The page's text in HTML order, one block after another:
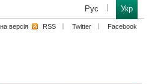
Рус Укр
версiя RSS Twitter Facebook